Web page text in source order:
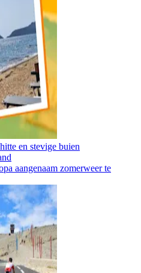
en stevige buien
aangenaam zomerweer te